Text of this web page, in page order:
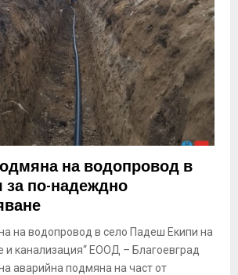
на водопровод в
по-надеждно
на водопровод в село Падеш Екипи на
и канализация“ ЕООД – Благоевград
аварийна подмяна на част от